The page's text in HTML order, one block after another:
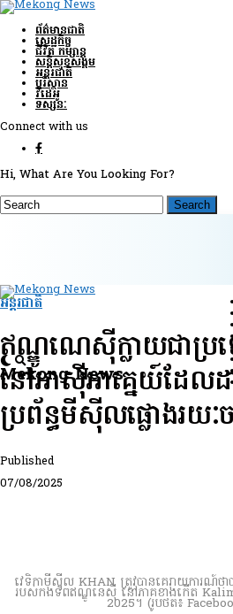
ព័ត៌មានជាតិ
សេដ្ឋកិច្ច
ជីវិត កម្សាន្ត
សន្តិសុខ​សង្គម
អន្តរជាតិ
បរិស្ថាន
វីដេអូ
ទស្សនៈ
Connect with us
Hi, What Are You Looking For?
Mekong News
អន្តរជាតិ
ឥណ្ឌូណេស៊ីក្លាយជាប្រ
នៅអាស៊ីអាគ្នេយ៍ដែល
ប្រព័ន្ធមីស៊ីលផ្លោងរយៈច
Published
07/08/2025
វេទិកាមីស៊ីល KHAN ត្រូវបានគេរាយការណ៍
របស់កងទ័ពឥណ្ឌូនេស៊ី នៅភាគខាងកើត
2025។ (រូបថត៖